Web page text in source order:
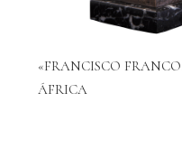
«FRANCISCO
ÁFRICA